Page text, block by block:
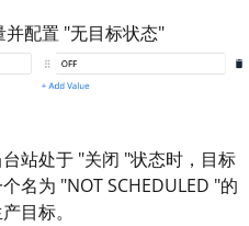
并配置 "无目标状态"
站处于 "关闭 "状态时，目标
名为 "NOT SCHEDULED "的
目标。